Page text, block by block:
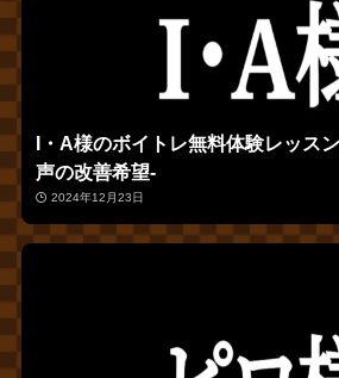
I・A様のボイトレ無料体験レッス
声の改善希望‐
2024年12月23日